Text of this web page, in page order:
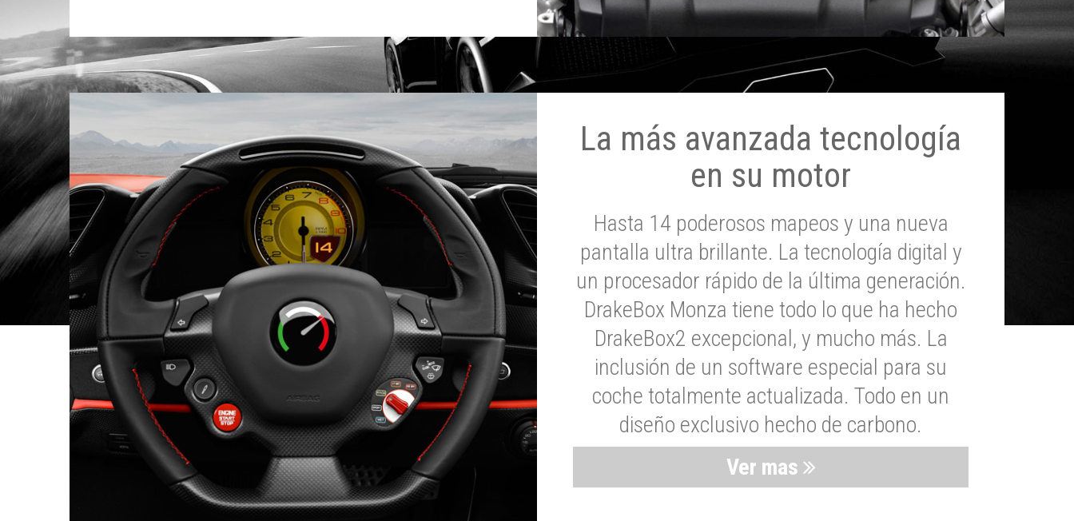
La más avanzada tecnología
en su motor
Hasta 14 poderosos mapeos y una nueva
pantalla ultra brillante. La tecnología digital y
un procesador rápido de la última generación.
DrakeBox Monza tiene todo lo que ha hecho
DrakeBox2 excepcional, y mucho más. La
inclusión de un software especial para su
coche totalmente actualizada. Todo en un
diseño exclusivo hecho de carbono.
Ver mas